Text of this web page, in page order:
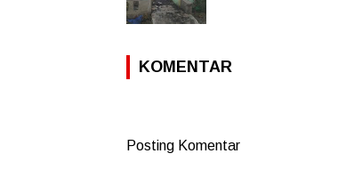
KOMENTAR
Posting Komentar